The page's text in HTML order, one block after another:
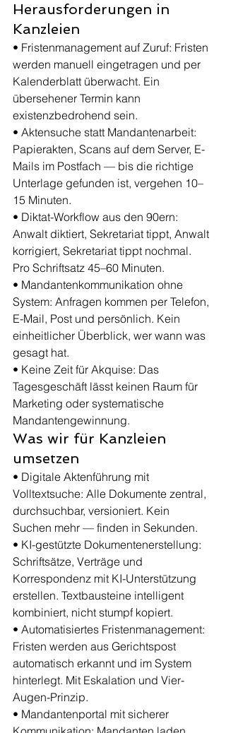
Herausforderungen in
Kanzleien
• Fristenmanagement auf Zuruf: Fristen
werden manuell eingetragen und per
Kalenderblatt überwacht. Ein
übersehener Termin kann
existenzbedrohend sein.
• Aktensuche statt Mandantenarbeit:
Papierakten, Scans auf dem Server, E-
Mails im Postfach — bis die richtige
Unterlage gefunden ist, vergehen 10–
15 Minuten.
• Diktat-Workflow aus den 90ern:
Anwalt diktiert, Sekretariat tippt, Anwalt
korrigiert, Sekretariat tippt nochmal.
Pro Schriftsatz 45–60 Minuten.
• Mandantenkommunikation ohne
System: Anfragen kommen per Telefon,
E-Mail, Post und persönlich. Kein
einheitlicher Überblick, wer wann was
gesagt hat.
• Keine Zeit für Akquise: Das
Tagesgeschäft lässt keinen Raum für
Marketing oder systematische
Mandantengewinnung.
Was wir für Kanzleien
umsetzen
• Digitale Aktenführung mit
Volltextsuche: Alle Dokumente zentral,
durchsuchbar, versioniert. Kein
Suchen mehr — finden in Sekunden.
• KI-gestützte Dokumentenerstellung:
Schriftsätze, Verträge und
Korrespondenz mit KI-Unterstützung
erstellen. Textbausteine intelligent
kombiniert, nicht stumpf kopiert.
• Automatisiertes Fristenmanagement:
Fristen werden aus Gerichtspost
automatisch erkannt und im System
hinterlegt. Mit Eskalation und Vier-
Augen-Prinzip.
• Mandantenportal mit sicherer